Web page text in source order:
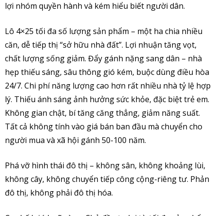
lợi nhóm quyền hành và kém hiểu biết người dân.
Lô 4×25 tối đa số lượng sản phẩm – một ha chia nhiều
căn, dễ tiếp thị “sở hữu nhà đất”. Lợi nhuận tăng vọt,
chất lượng sống giảm. Đẩy gánh nặng sang dân – nhà
hẹp thiếu sáng, sâu thông gió kém, buộc dùng điều hòa
24/7. Chi phí năng lượng cao hơn rất nhiều nhà tỷ lệ hợp
lý. Thiếu ánh sáng ảnh hưởng sức khỏe, đặc biệt trẻ em.
Không gian chật, bí tăng căng thẳng, giảm năng suất.
Tất cả không tính vào giá bán ban đầu mà chuyển cho
người mua và xã hội gánh 50-100 năm.
Phá vỡ hình thái đô thị – không sân, không khoảng lùi,
không cây, không chuyển tiếp công cộng-riêng tư. Phản
đô thị, không phải đô thị hóa.